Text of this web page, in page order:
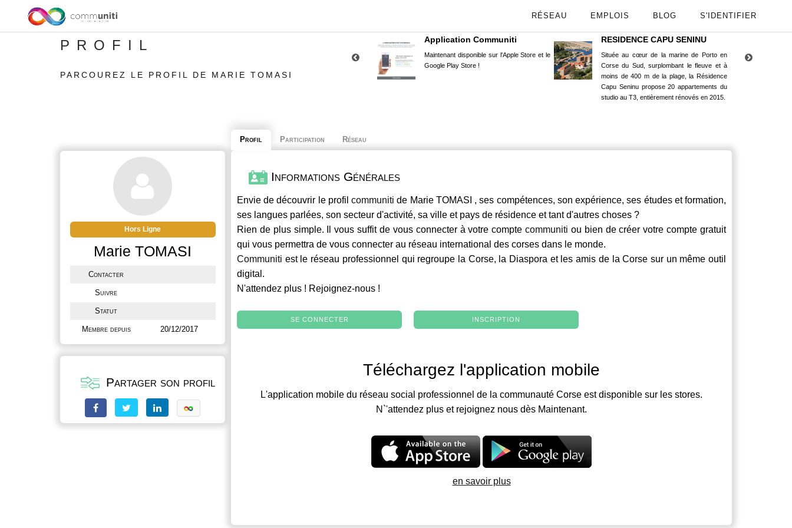
RÉSEAU EMPLOIS BLOG S'IDENTIFIER
PROFIL
PARCOUREZ LE PROFIL DE MARIE TOMASI
Application Communiti
Maintenant disponible sur l'Apple Store et le
Google Play Store !
RESIDENCE CAPU SENINU
Située au cœur de la marine de Porto en
Corse du Sud, surplombant le fleuve et à
moins de 400 m de la plage, la Résidence
Capu Seninu propose 20 appartements du
studio au T3, entièrement rénovés en 2015.
Hors Ligne
Marie TOMASI
Contacter
Suivre
Statut
Membre depuis 20/12/2017
Partager son profil
Profil Participation Réseau
Informations Générales
Envie de découvrir le profilcommuniti de Marie TOMASI , ses compétences, son expérience, ses études et formation,
ses langues parlées, son secteur d'activité, sa ville et pays de résidence et tant d'autres choses ?
Rien de plus simple. Il vous suffit de vous connecter à votre comptecommuniti ou bien de créer votre compte gratuit
qui vous permettra de vous connecter au réseau international des corses dans le monde.
Communiti est le réseau professionnel qui regroupe la Corse, la Diaspora et les amis de la Corse sur un même outil
digital.
N'attendez plus ! Rejoignez-nous !
SE CONNECTER INSCRIPTION
Téléchargez l'application mobile
L'application mobile du réseau social professionnel de la communauté Corse est disponible sur les stores.
N`'attendez plus et rejoignez nous dès Maintenant.
en savoir plus